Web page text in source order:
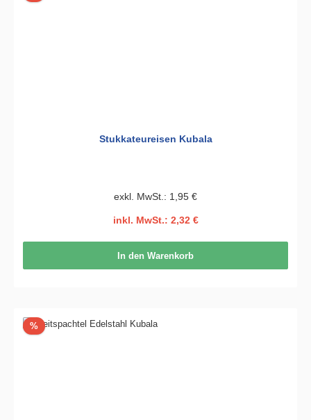
Stukkateureisen Kubala
exkl. MwSt.: 1,95 €
inkl. MwSt.: 2,32 €
In den Warenkorb
%Rabatt